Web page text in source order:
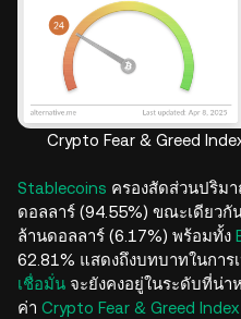
Crypto Fear & Greed
Stablecoins ครองสัดส่วนปริม
ดอลลาร์ (94.55%) ขณะเดียวกั
ล้านดอลลาร์ (6.17%) พร้อมทั้ง
62.81% แสดงถึงบทบาทในกา
เชื่อมั่น จะยังคงอยู่ในระดับที่น่า
ค่า Crypto Fear & Greed Index